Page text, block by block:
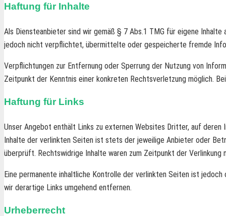
Haftung für Inhalte
Als Diensteanbieter sind wir gemäß § 7 Abs.1 TMG für eigene
jedoch nicht verpflichtet, übermittelte oder gespeicherte fremde
Verpflichtungen zur Entfernung oder Sperrung der Nutzung von
Zeitpunkt der Kenntnis einer konkreten Rechtsverletzung möglich.
Haftung für Links
Unser Angebot enthält Links zu externen Websites Dritter, auf deren
Inhalte der verlinkten Seiten ist stets der jeweilige Anbieter oder
überprüft. Rechtswidrige Inhalte waren zum Zeitpunkt der Verlinkung
Eine permanente inhaltliche Kontrolle der verlinkten Seiten ist
wir derartige Links umgehend entfernen.
Urheberrecht